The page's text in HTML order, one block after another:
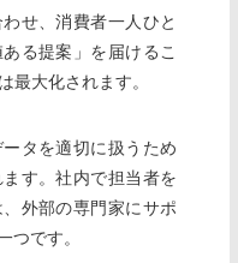
せ、消費者一人ひと
る提案」を届けるこ
最大化されます。
タを適切に扱うため
す。社内で担当者を
外部の専門家にサポ
つです。